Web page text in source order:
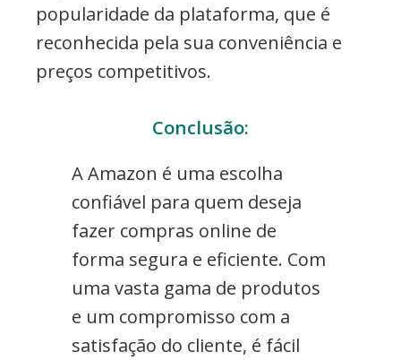
popularidade da plataforma, que é
reconhecida pela sua conveniência e
preços competitivos.
Conclusão:
A Amazon é uma escolha
confiável para quem deseja
fazer compras online de
forma segura e eficiente. Com
uma vasta gama de produtos
e um compromisso com a
satisfação do cliente, é fácil